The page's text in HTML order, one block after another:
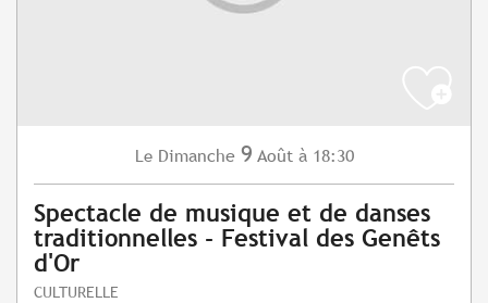
Le Dimanche 9 Août à 18:30
Spectacle de musique et de danses
traditionnelles - Festival des Genêts
d'Or
CULTURELLE